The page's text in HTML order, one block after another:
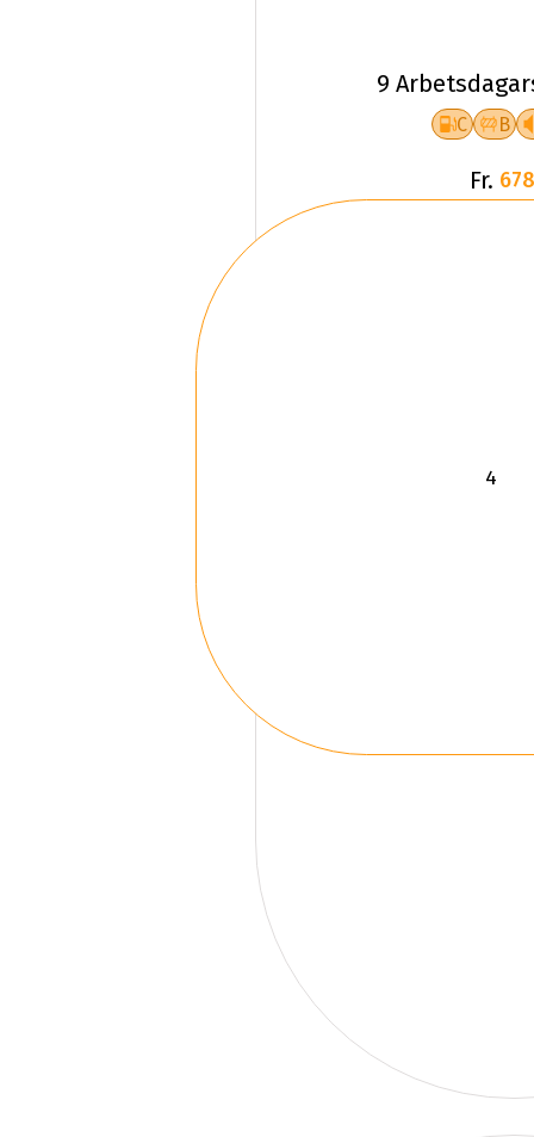
9
C B
Fr.